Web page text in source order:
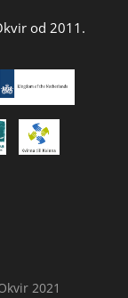
od 2011.
2021